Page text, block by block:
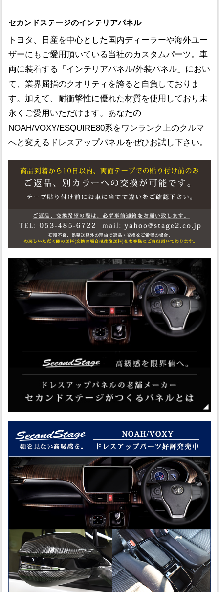
セカンドステージのインテリアパネル
トヨタ、日産を中心とした国内ディーラーや海外ユー
ザーにもご愛用頂いている当社のカスタムパーツ。車
両に装着する「インテリアパネル/外装パネル」におい
て、業界屈指のクオリティを誇ると自負しておりま
す。加えて、耐衝撃性に優れた材質を使用しており末
永くご愛用いただけます。あなたの
NOAH/VOXY/ESQUIRE80系をワンランク上のクルマ
へと変えるドレスアップパネルをぜひお試し下さい。